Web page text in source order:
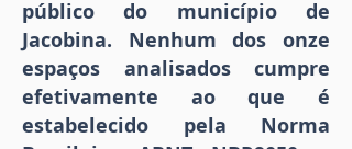
público do município de
Jacobina. Nenhum dos onze
espaços analisados cumpre
efetivamente ao que é
estabelecido pela Norma